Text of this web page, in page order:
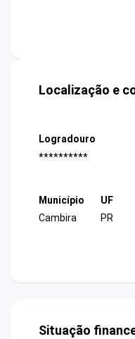
Localização e
Logradouro
**********
Município
Cambira
UF
PR
Situação